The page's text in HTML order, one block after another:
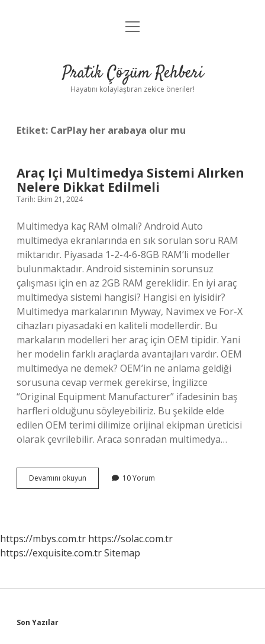
Anasayfa
Yasal Uyarı
menüyü
Pratik Çözüm Rehberi
Hayatını kolaylaştıran zekice öneriler!
Etiket: CarPlay her arabaya olur mu
Araç Içi Multimedya Sistemi Alırken
Nelere Dikkat Edilmeli
Tarih: Ekim 21, 2024
Multimedya kaç RAM olmalı? Android Auto
multimedya ekranlarında en sık sorulan soru RAM
miktarıdır. Piyasada 1-2-4-6-8GB RAM’li modeller
bulunmaktadır. Android sisteminin sorunsuz
çalışması için en az 2GB RAM gereklidir. En iyi araç
multimedya sistemi hangisi? Hangisi en iyisidir?
Multimedya markalarının Myway, Navimex ve For-X
cihazları piyasadaki en kaliteli modellerdir. Bu
markaların modelleri her araç için OEM tipidir. Yani
her modelin farklı araçlarda avantajları vardır. OEM
multimedya ne demek? OEM’in ne anlama geldiği
sorusuna cevap vermek gerekirse, İngilizce
“Original Equipment Manufacturer” ifadesinin baş
harfleri olduğunu söyleyebiliriz. Bu şekilde elde
edilen OEM terimi dilimize orijinal ekipman üreticisi
olarak çevrilebilir. Araca sonradan multimedya…
Devamını okuyun
Içi
Dikkat
Edilmeli
10 Yorum
https://mbys.com.tr https://solac.com.tr
https://exquisite.com.trSitemap
Sidebar
Son Yazılar